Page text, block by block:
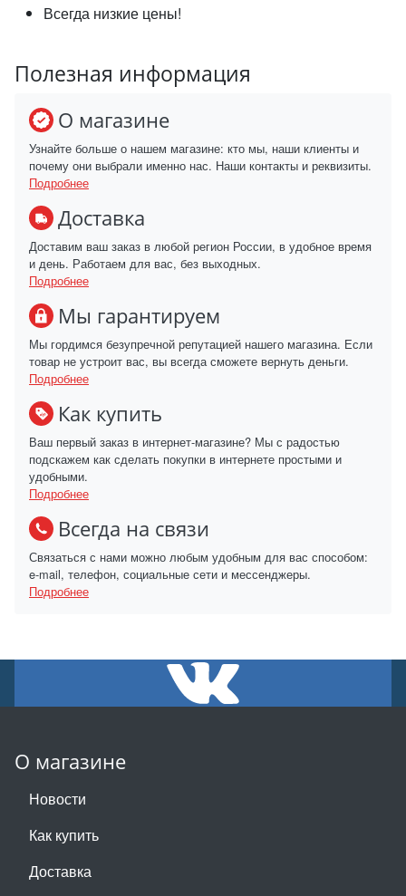
Всегда низкие цены!
Полезная информация
О магазине
Узнайте больше о нашем магазине: кто мы, наши клиенты и
почему они выбрали именно нас. Наши контакты и реквизиты.
Подробнее
Доставка
Доставим ваш заказ в любой регион России, в удобное время
и день. Работаем для вас, без выходных.
Подробнее
Мы гарантируем
Мы гордимся безупречной репутацией нашего магазина. Если
товар не устроит вас, вы всегда сможете вернуть деньги.
Подробнее
Как купить
Ваш первый заказ в интернет-магазине? Мы с радостью
подскажем как сделать покупки в интернете простыми и
удобными.
Подробнее
Всегда на связи
Связаться с нами можно любым удобным для вас способом:
e-mail, телефон, социальные сети и мессенджеры.
Подробнее
О магазине
Новости
Как купить
Доставка